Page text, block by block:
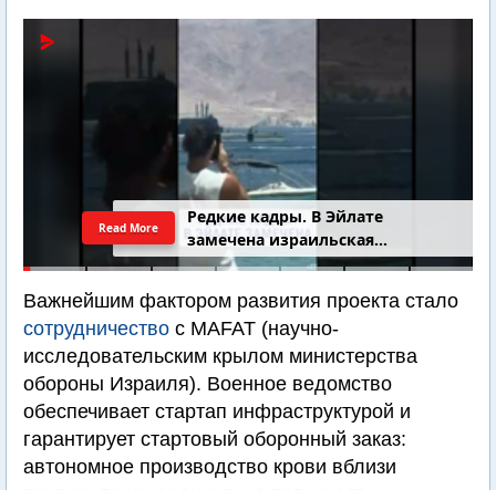
Редкие кадры. В Эйлате
замечена израильская
подводная лодка
Read More
Важнейшим фактором развития проекта стало
сотрудничество с MAFAT (научно-
исследовательским крылом министерства
обороны Израиля). Военное ведомство
обеспечивает стартап инфраструктурой и
гарантирует стартовый оборонный заказ:
автономное производство крови вблизи